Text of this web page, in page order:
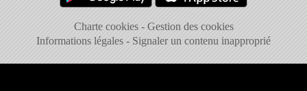
Charte cookies
Gestion des cookies
Informations légales
Signaler un contenu inapproprié